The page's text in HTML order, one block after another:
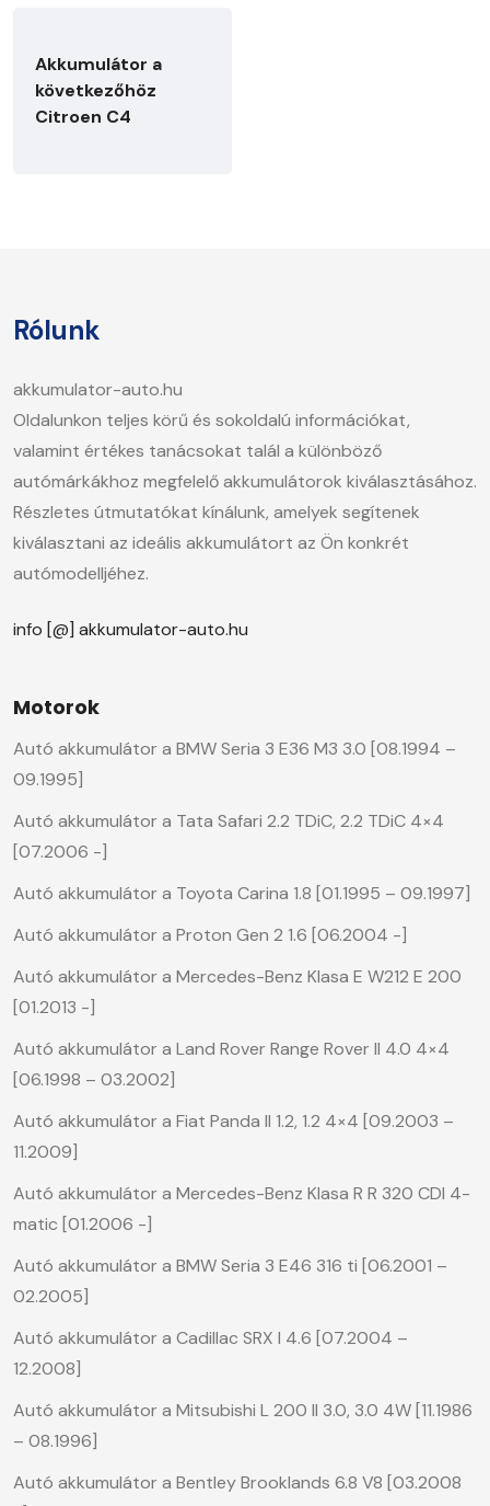
Akkumulátor a
következőhöz
Citroen C4
Rólunk
akkumulator-auto.hu
Oldalunkon teljes körű és sokoldalú információkat,
valamint értékes tanácsokat talál a különböző
autómárkákhoz megfelelő akkumulátorok kiválasztásához.
Részletes útmutatókat kínálunk, amelyek segítenek
kiválasztani az ideális akkumulátort az Ön konkrét
autómodelljéhez.
info [@] akkumulator-auto.hu
Motorok
Autó akkumulátor a BMW Seria 3 E36 M3 3.0 [08.1994 –
09.1995]
Autó akkumulátor a Tata Safari 2.2 TDiC, 2.2 TDiC 4×4
[07.2006 -]
Autó akkumulátor a Toyota Carina 1.8 [01.1995 – 09.1997]
Autó akkumulátor a Proton Gen 2 1.6 [06.2004 -]
Autó akkumulátor a Mercedes-Benz Klasa E W212 E 200
[01.2013 -]
Autó akkumulátor a Land Rover Range Rover II 4.0 4×4
[06.1998 – 03.2002]
Autó akkumulátor a Fiat Panda II 1.2, 1.2 4×4 [09.2003 –
11.2009]
Autó akkumulátor a Mercedes-Benz Klasa R R 320 CDI 4-
matic [01.2006 -]
Autó akkumulátor a BMW Seria 3 E46 316 ti [06.2001 –
02.2005]
Autó akkumulátor a Cadillac SRX I 4.6 [07.2004 –
12.2008]
Autó akkumulátor a Mitsubishi L 200 II 3.0, 3.0 4W [11.1986
– 08.1996]
Autó akkumulátor a Bentley Brooklands 6.8 V8 [03.2008